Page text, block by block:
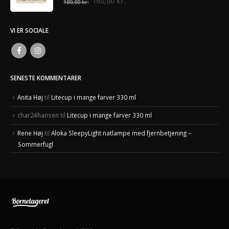
180,00kr.
VI ER SOCIALE
SENESTE KOMMENTARER
Anita Høj til Litecup i mange farver 330 ml
char24hansen til Litecup i mange farver 330 ml
Rene Høj til Aloka SleepyLight natlampe med fjernbetjening –
Sommerfugl